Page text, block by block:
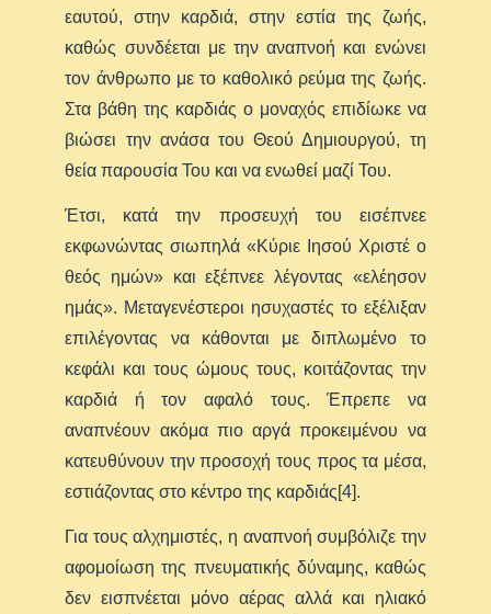
εαυτού, στην καρδιά, στην εστία της ζωής,
καθώς συνδέεται με την αναπνοή και ενώνει
τον άνθρωπο με το καθολικό ρεύμα της ζωής.
Στα βάθη της καρδιάς ο μοναχός επιδίωκε να
βιώσει την ανάσα του Θεού Δημιουργού, τη
θεία παρουσία Του και να ενωθεί μαζί Του.
Έτσι, κατά την προσευχή του εισέπνεε
εκφωνώντας σιωπηλά «Κύριε Ιησού Χριστέ ο
θεός ημών» και εξέπνεε λέγοντας «ελέησον
ημάς». Μεταγενέστεροι ησυχαστές το εξέλιξαν
επιλέγοντας να κάθονται με διπλωμένο το
κεφάλι και τους ώμους τους, κοιτάζοντας την
καρδιά ή τον αφαλό τους. Έπρεπε να
αναπνέουν ακόμα πιο αργά προκειμένου να
κατευθύνουν την προσοχή τους προς τα μέσα,
εστιάζοντας στο κέντρο της καρδιάς[4].
Για τους αλχημιστές, η αναπνοή συμβόλιζε την
αφομοίωση της πνευματικής δύναμης, καθώς
δεν εισπνέεται μόνο αέρας αλλά και ηλιακό